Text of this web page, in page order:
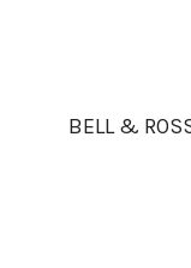
BELL &